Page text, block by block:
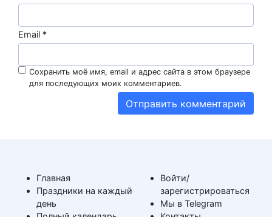
Email *
Сохранить моё имя, email и адрес сайта в этом браузере
для последующих моих комментариев.
Главная
Праздники на каждый
день
Войти/
зарегистрироваться
Мы в Telegram